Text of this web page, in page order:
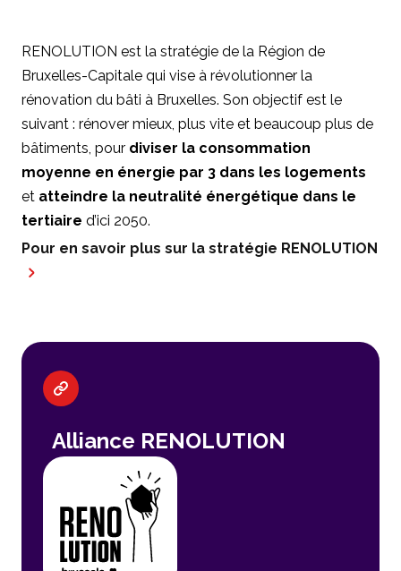
RENOLUTION est la stratégie de la Région de
Bruxelles-Capitale qui vise à révolutionner la
rénovation du bâti à Bruxelles. Son objectif est le
suivant : rénover mieux, plus vite et beaucoup plus de
bâtiments, pour diviser la consommation
moyenne en énergie par 3 dans les logements
et atteindre la neutralité énergétique dans le
tertiaire d’ici 2050.
Pour en savoir plus sur la stratégie RENOLUTION
Alliance RENOLUTION